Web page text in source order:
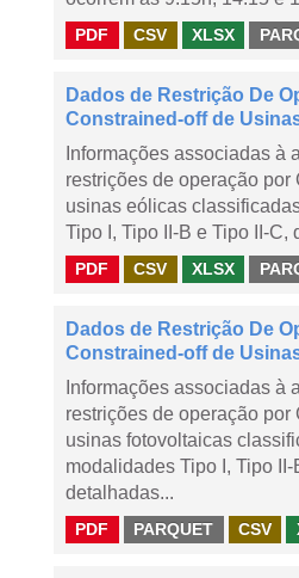
PDF CSV XLSX
Dados de Restrição De
Constrained-off de
Informações associadas à
restrições de operação por
usinas eólicas
Tipo I, Tipo II-B e Tipo II-C,
PDF CSV XLSX
Dados de Restrição De
Constrained-off de
Informações associadas à
restrições de operação por
usinas fotovoltaicas
modalidades Tipo I, Tipo II-
detalhadas...
PDF PARQUET CSV